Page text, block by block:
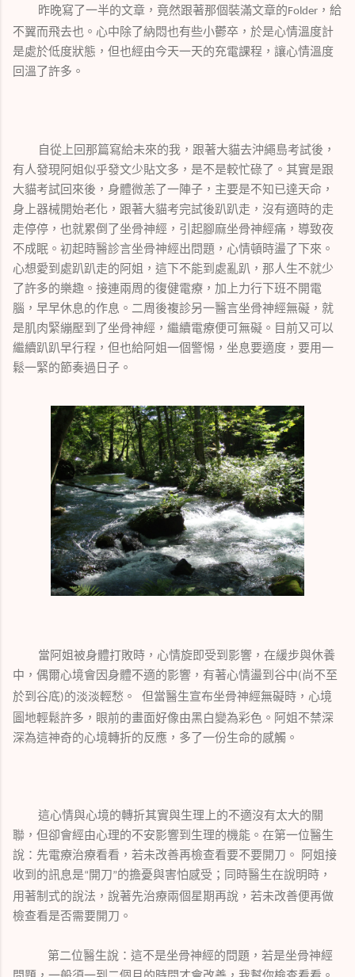
昨晚寫了一半的文章，竟然跟著那個裝滿文章的Folder ，給
不翼而飛去也。心中除了納悶也有些小鬱卒，於是心情溫度計
是處於低度狀態，但也經由今天一天的充電課程，讓心情溫度
回溫了許多。
自從上回那篇寫給未來的我，跟著大貓去沖繩島考試後，
有人發現阿姐似乎發文少貼文多，是不是較忙碌了。其實是跟
大貓考試回來後，身體微恙了一陣子，主要是不知已達天命，
身上器械開始老化，跟著大貓考完試後趴趴走，沒有適時的走
走停停，也就累倒了坐骨神經，引起腳麻坐骨神經痛，導致夜
不成眠。初起時醫診言坐骨神經出問題，心情頓時盪了下來。
心想愛到處趴趴走的阿姐，這下不能到處亂趴，那人生不就少
了許多的樂趣。接連兩周的復健電療，加上力行下班不開電
腦，早早休息的作息。二周後複診另一醫言坐骨神經無礙，就
是肌肉緊繃壓到了坐骨神經，繼續電療便可無礙。目前又可以
繼續趴趴早行程，但也給阿姐一個警惕，坐息要適度，要用一
鬆一緊的節奏過日子。
當阿姐被身體打敗時，心情旋即受到影響，在緩步與休養
中，偶爾心境會因身體不適的影響，有著心情盪到谷中(尚不至
於到谷底)的淡淡輕愁。 但當醫生宣布坐骨神經無礙時，心境
圖地輕鬆許多，眼前的畫面好像由黑白變為彩色。阿姐不禁深
深為這神奇的心境轉折的反應，多了一份生命的感觸。
這心情與心境的轉折其實與生理上的不適沒有太大的關
聯，但卻會經由心理的不安影響到生理的機能。在第一位醫生
說：先電療治療看看，若未改善再檢查看要不要開刀。 阿姐接
收到的訊息是“開刀”的擔憂與害怕感受；同時醫生在說明時，
用著制式的說法，說著先治療兩個星期再說，若未改善便再做
檢查看是否需要開刀。
第二位醫生說：這不是坐骨神經的問題，若是坐骨神經